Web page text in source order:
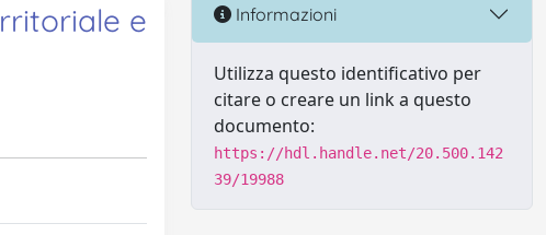
e
Informazioni
Utilizza questo identificativo per
citare o creare un link a questo
documento:
https://hdl.handle.net/20.500.142
39/19988